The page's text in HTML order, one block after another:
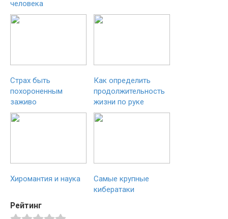
человека
Страх быть
похороненным
заживо
Как определить
продолжительность
жизни по руке
Хиромантия и наука
Самые крупные
кибератаки
Рейтинг